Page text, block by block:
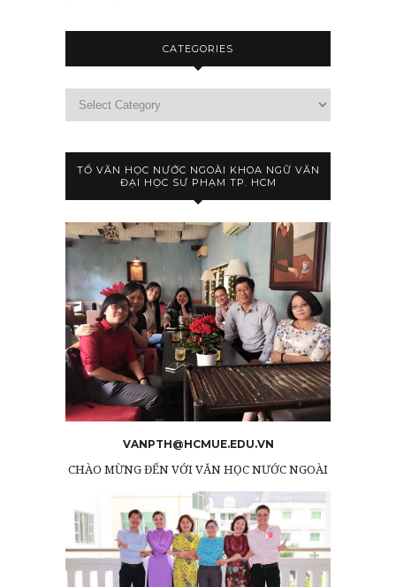
CATEGORIES
TỔ VĂN HỌC NƯỚC NGOÀI KHOA NGỮ VĂN
ĐẠI HỌC SƯ PHẠM TP. HCM
VANPTH@HCMUE.EDU.VN
CHÀO MỪNG ĐẾN VỚI VĂN HỌC NƯỚC NGOÀI